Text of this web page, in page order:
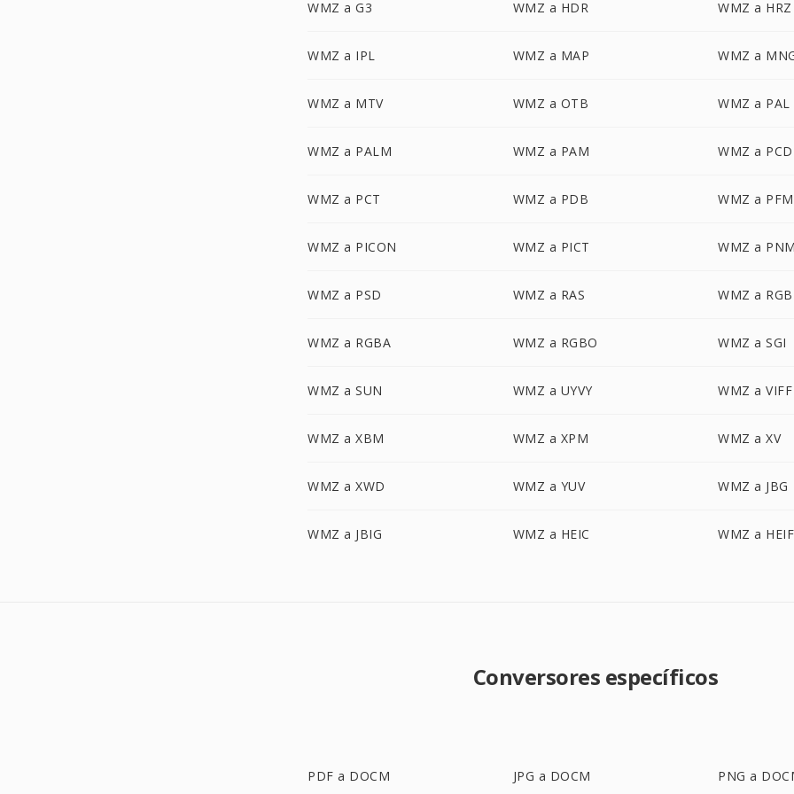
WMZ a G3 WMZ a HDR WMZ a HRZ
WMZ a IPL WMZ a MAP WMZ a
WMZ a MTV WMZ a OTB WMZ a PAL
WMZ a PALM WMZ a PAM WMZ a PCD
WMZ a PCT WMZ a PDB WMZ a PFM
WMZ a PICON WMZ a PICT WMZ a
WMZ a PSD WMZ a RAS WMZ a RGB
WMZ a RGBA WMZ a RGBO WMZ a SGI
WMZ a SUN WMZ a UYVY WMZ a VIFF
WMZ a XBM WMZ a XPM WMZ a XV
WMZ a XWD WMZ a YUV WMZ a JBG
WMZ a JBIG WMZ a HEIC WMZ a HEIF
Conversores específicos
PDF a DOCM JPG a DOCM PNG a